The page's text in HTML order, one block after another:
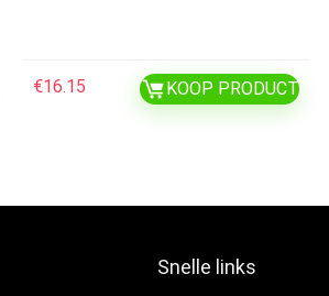
€16.15 KOOP PRODUCT
Snelle links